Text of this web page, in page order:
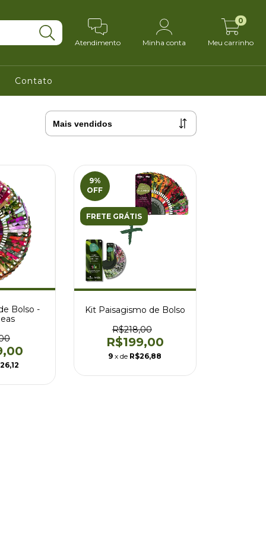
Atendimento Minha conta Meu carrinho
0
Contato
Bolso -
9%
OFF
FRETE GRÁTIS
Kit Paisagismo de Bolso
R$218,00
R$199,00
9 x de R$26,88